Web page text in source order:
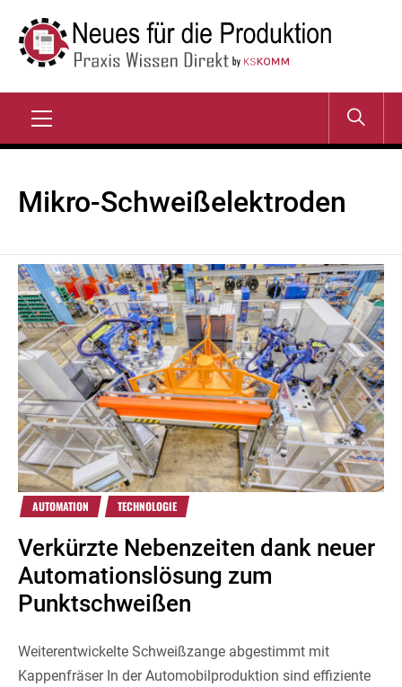
Inhalt
springen
NEUES FÜR DIE
PRODUKTION
Mikro-Schweißelektroden
AUTOMATION TECHNOLOGIE
Verkürzte Nebenzeiten dank neuer
Automationslösung zum
Punktschweißen
Weiterentwickelte Schweißzange abgestimmt mit
Kappenfräser In der Automobilproduktion sind effiziente